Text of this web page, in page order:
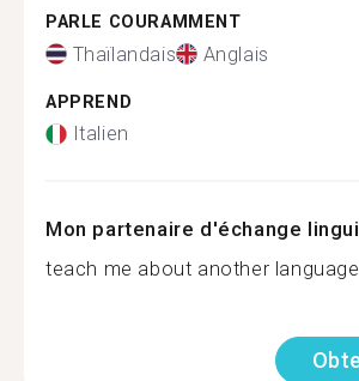
PARLE COURAMMENT
Thaïlandais Anglais
APPREND
Italien
Mon partenaire d'échange
teach me about another